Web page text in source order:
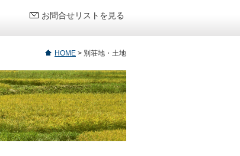
お問合せリストを見る
HOME > 別荘地・土地